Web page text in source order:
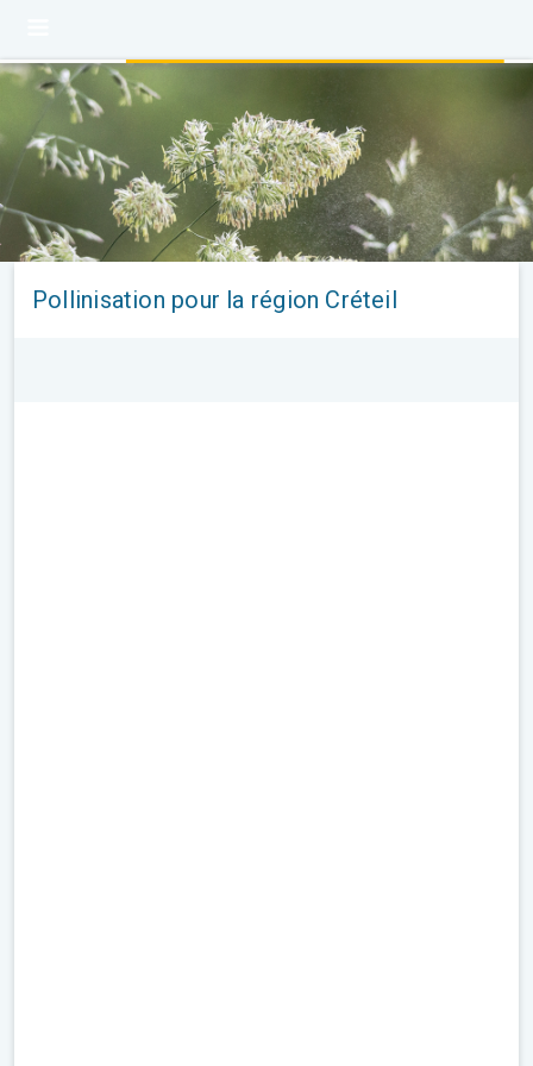
Pollinisation pour la région Créteil